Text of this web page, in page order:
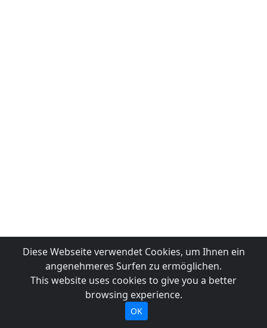
Diese Webseite verwendet Cookies, um Ihnen ein
angenehmeres Surfen zu ermöglichen.
This website uses cookies to give you a better
browsing experience.
OK